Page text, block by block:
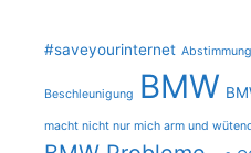
#saveyourinternet Abstimmung
Beschleunigung BMW
macht nicht nur mich arm und